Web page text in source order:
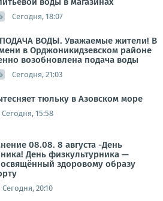
Сегодня, 18:07
ВОДЫ. Уважаемые жители! В
в Орджоникидзевском районе
возобновлена подача воды
Сегодня, 21:03
тюльку в Азовском море
Сегодня, 15:58
08.08. 8 августа -День
День физкультурника —
здоровому образу
Сегодня, 20:10